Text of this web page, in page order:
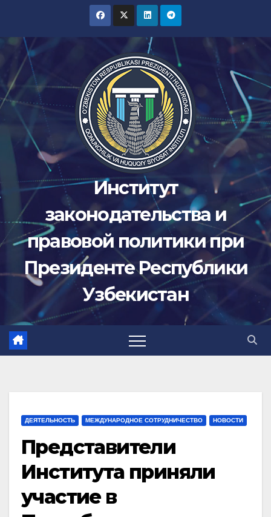
content
Институт
законодательства и
правовой политики при
Президенте Республики
Узбекистан
ДЕЯТЕЛЬНОСТЬ МЕЖДУНАРОДНОЕ СОТРУДНИЧЕСТВО НОВОСТИ
Представители
Института приняли
участие в